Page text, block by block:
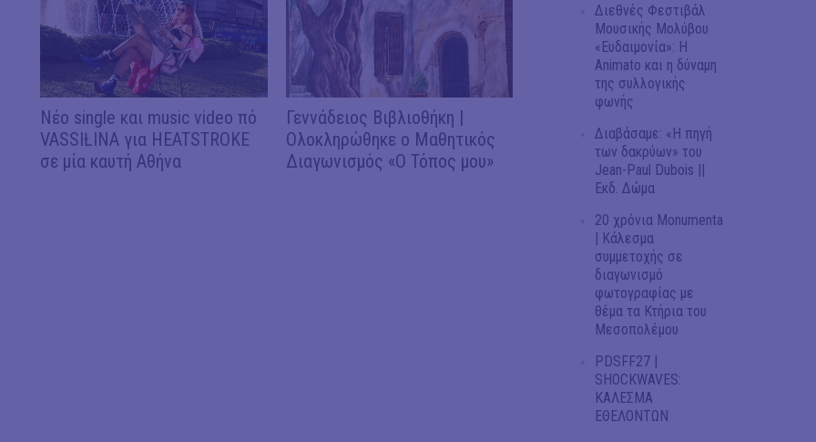
Νέο single και music video πό
VASSIŁINA για HEATSTROKE
σε μία καυτή Αθήνα
Γεννάδειος Βιβλιοθήκη |
Ολοκληρώθηκε ο Μαθητικός
Διαγωνισμός «Ο Τόπος μου»
Διεθνές Φεστιβάλ
Μουσικής Μολύβου
«Ευδαιμονία»: Η
Animato και η δύναμη
της συλλογικής
φωνής
Διαβάσαμε: «Η πηγή
των δακρύων» του
Jean-Paul Dubois ||
Εκδ. Δώμα
20 χρόνια Monumenta
| Κάλεσμα
συμμετοχής σε
διαγωνισμό
φωτογραφίας με
θέμα τα Κτήρια του
Μεσοπολέμου
PDSFF27 |
SHOCKWAVES:
ΚΑΛΕΣΜΑ
ΕΘΕΛΟΝΤΩΝ